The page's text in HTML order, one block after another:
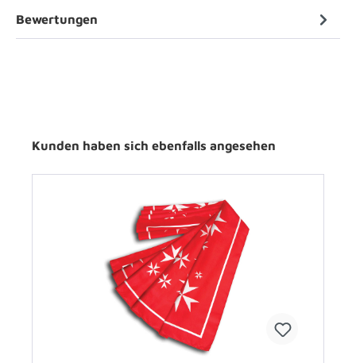
Bewertungen
Kunden haben sich ebenfalls angesehen